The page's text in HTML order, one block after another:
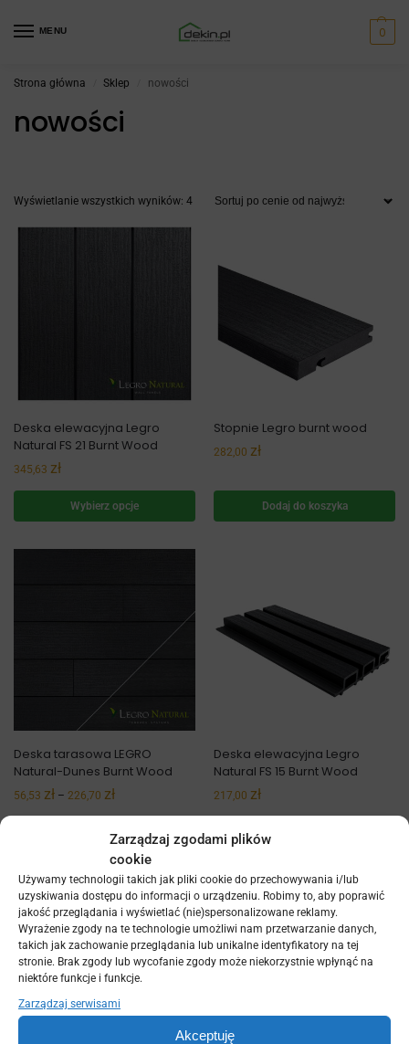
Zarządzaj zgodami plików
cookie
Używamy technologii takich jak pliki cookie do przechowywania i/lub
uzyskiwania dostępu do informacji o urządzeniu. Robimy to, aby poprawić
jakość przeglądania i wyświetlać (nie)spersonalizowane reklamy.
Wyrażenie zgody na te technologie umożliwi nam przetwarzanie danych,
takich jak zachowanie przeglądania lub unikalne identyfikatory na tej
stronie. Brak zgody lub wycofanie zgody może niekorzystnie wpłynąć na
niektóre funkcje i funkcje.
Zarządzaj serwisami
Akceptuję
MENU 0
Strona główna Sklep nowości
nowości
Wyświetlanie wszystkich wyników: 4
Deska elewacyjna Legro
Natural FS 21 Burnt Wood
345,63 zł
Wybierz opcje
Stopnie Legro burnt wood
282,00 zł
Dodaj do koszyka
Deska tarasowa LEGRO
Natural-Dunes Burnt Wood
56,53 zł – 226,70 zł
Wybierz opcje
Deska elewacyjna Legro
Natural FS 15 Burnt Wood
217,00 zł
Wyświetlanie wszystkich wyników: 4
Bezpłatna wysyłka
Przy zamówieniach 15 000 PLN
Szybka realizacja
Wysyłka od 2 do 21 dni roboczych
Dostawy zagraniczne